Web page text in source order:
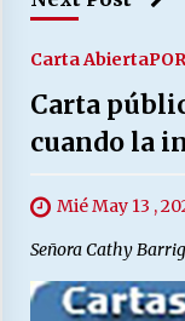
Carta Abierta
Carta
cuando la
Mié May 13 ,
Señora Cathy